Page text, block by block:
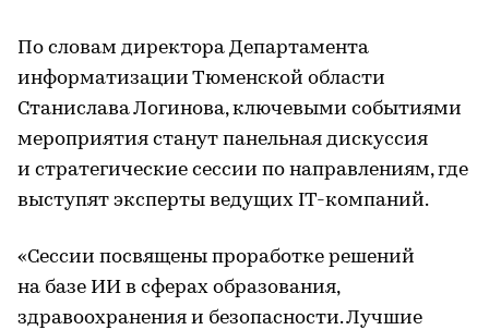
По словам директора Департамента
информатизации Тюменской области
Станислава Логинова, ключевыми событиями
мероприятия станут панельная дискуссия
и стратегические сессии по направлениям, где
выступят эксперты ведущих IT-компаний.
«Сессии посвящены проработке решений
на базе ИИ в сферах образования,
здравоохранения и безопасности. Лучшие